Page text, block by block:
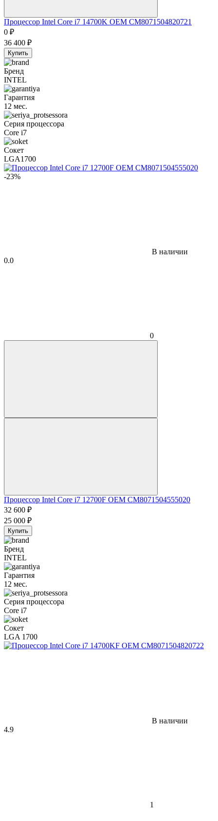
Процессор Intel Core i7 14700K OEM CM8071504820721
0 ₽
36 400 ₽
Купить
Бренд
INTEL
Гарантия
12 мес.
Серия процессора
Core i7
Сокет
LGA1700
-23%
В наличии
0.0
0
Процессор Intel Core i7 12700F OEM CM8071504555020
32 600 ₽
25 000 ₽
Купить
Бренд
INTEL
Гарантия
12 мес.
Серия процессора
Core i7
Сокет
LGA 1700
В наличии
4.9
1